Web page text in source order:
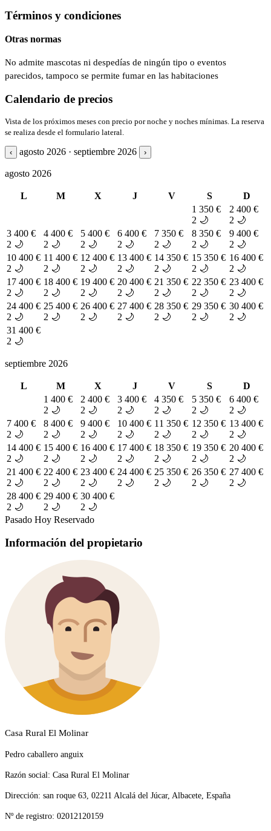
Términos y condiciones
Otras normas
No admite mascotas ni despedías de ningún tipo o eventos
parecidos, tampoco se permite fumar en las habitaciones
Calendario de precios
Vista de los próximos meses con precio por noche y noches mínimas. La reserva
se realiza desde el formulario lateral.
‹ agosto 2026 · septiembre 2026 ›
agosto 2026
L M X J V S
D
1 350 €
2 🌙
2 400 €
2 🌙
3 400 €
2 🌙
4 400 €
2 🌙
5 400 €
2 🌙
6 400 €
2 🌙
7 350 €
2 🌙
8 350 €
2 🌙
9 400 €
2 🌙
10 400 €
2 🌙
11 400 €
2 🌙
12 400 €
2 🌙
13 400 €
2 🌙
14 350 €
2 🌙
15 350 €
2 🌙
16 400 €
2 🌙
17 400 €
2 🌙
18 400 €
2 🌙
19 400 €
2 🌙
20 400 €
2 🌙
21 350 €
2 🌙
22 350 €
2 🌙
23 400 €
2 🌙
24 400 €
2 🌙
25 400 €
2 🌙
26 400 €
2 🌙
27 400 €
2 🌙
28 350 €
2 🌙
29 350 €
2 🌙
30 400 €
2 🌙
31 400 €
2 🌙
septiembre 2026
L M X J V S
D
1 400 €
2 🌙
2 400 €
2 🌙
3 400 €
2 🌙
4 350 €
2 🌙
5 350 €
2 🌙
6 400 €
2 🌙
7 400 €
2 🌙
8 400 €
2 🌙
9 400 €
2 🌙
10 400 €
2 🌙
11 350 €
2 🌙
12 350 €
2 🌙
13 400 €
2 🌙
14 400 €
2 🌙
15 400 €
2 🌙
16 400 €
2 🌙
17 400 €
2 🌙
18 350 €
2 🌙
19 350 €
2 🌙
20 400 €
2 🌙
21 400 €
2 🌙
22 400 €
2 🌙
23 400 €
2 🌙
24 400 €
2 🌙
25 350 €
2 🌙
26 350 €
2 🌙
27 400 €
2 🌙
28 400 €
2 🌙
29 400 €
2 🌙
30 400 €
2 🌙
Pasado Hoy Reservado
Información del propietario
Casa Rural El Molinar
Pedro caballero anguix
Razón social: Casa Rural El Molinar
Dirección: san roque 63, 02211 Alcalá del Júcar, Albacete, España
Nº de registro: 02012120159